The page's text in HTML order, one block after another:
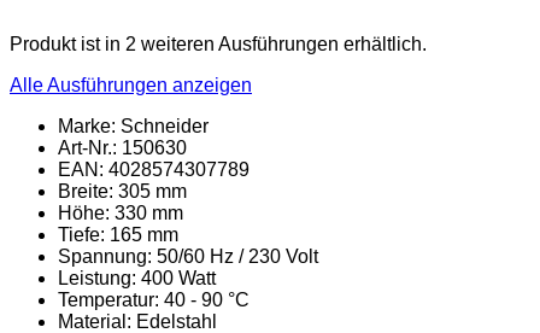
Produkt ist in 2 weiteren Ausführungen erhältlich.
Alle Ausführungen anzeigen
Marke: Schneider
Art-Nr.: 150630
EAN: 4028574307789
Breite: 305 mm
Höhe: 330 mm
Tiefe: 165 mm
Spannung: 50/60 Hz / 230 Volt
Leistung: 400 Watt
Temperatur: 40 - 90 °C
Material : Edelstahl